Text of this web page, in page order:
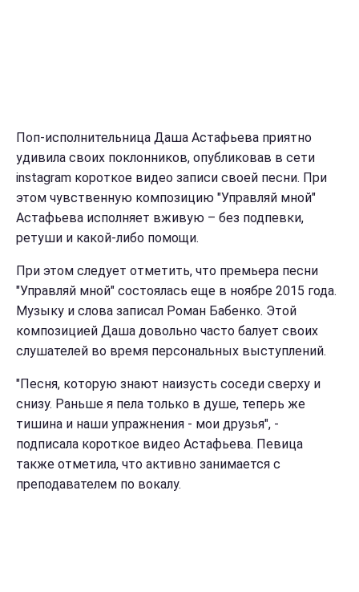
Поп-исполнительница Даша Астафьева приятно
удивила своих поклонников, опубликовав в сети
instagram короткое видео записи своей песни. При
этом чувственную композицию "Управляй мной"
Астафьева исполняет вживую – без подпевки,
ретуши и какой-либо помощи.
При этом следует отметить, что премьера песни
"Управляй мной" состоялась еще в ноябре 2015 года.
Музыку и слова записал Роман Бабенко. Этой
композицией Даша довольно часто балует своих
слушателей во время персональных выступлений.
"Песня, которую знают наизусть соседи сверху и
снизу. Раньше я пела только в душе, теперь же
тишина и наши упражнения - мои друзья", -
подписала короткое видео Астафьева. Певица
также отметила, что активно занимается с
преподавателем по вокалу.